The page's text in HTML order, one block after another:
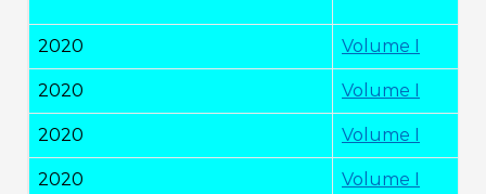
2020 Volume I
2020 Volume I
2020 Volume I
2020 Volume I